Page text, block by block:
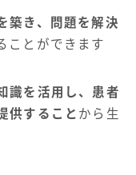
築き、問題を解決
ことができます
識を活用し、患者
供すること から生